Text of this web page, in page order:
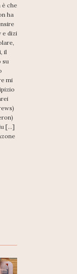
è che
ha
e dizi
il
su
mi
[...]